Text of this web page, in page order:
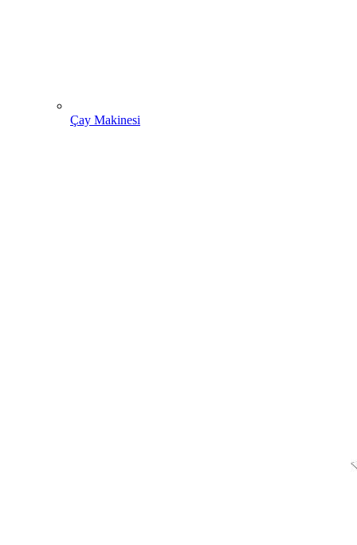
Çay Makinesi